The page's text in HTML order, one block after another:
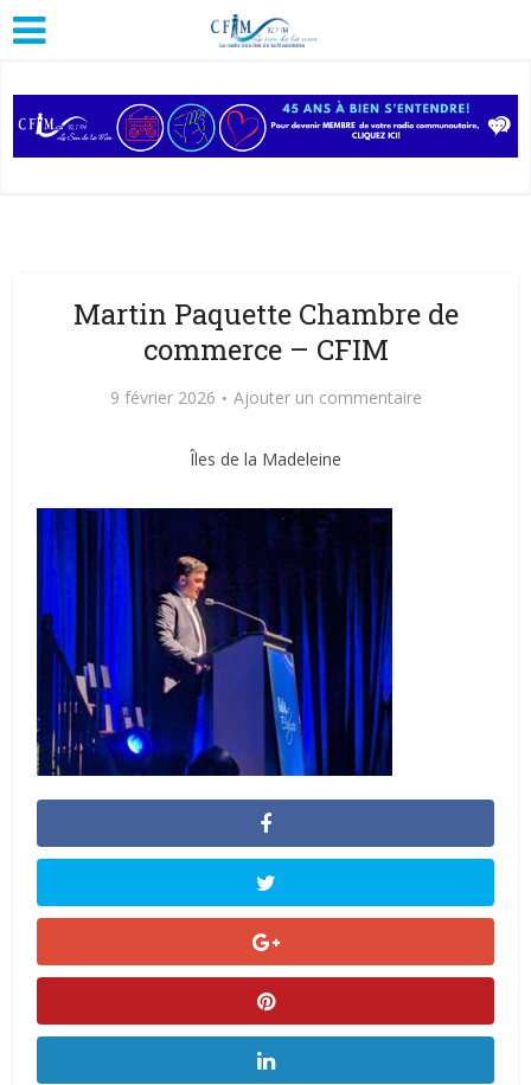
Martin Paquette Chambre de
commerce – CFIM
9 février 2026 Ajouter un commentaire
Îles de la Madeleine